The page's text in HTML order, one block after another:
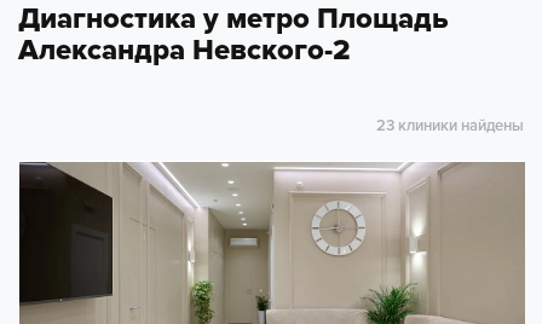
Диагностика у метро Площадь
Александра Невского-2
23 клиники найдены